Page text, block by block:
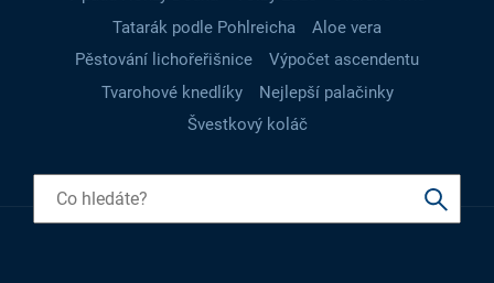
Tatarák podle Pohlreicha
Aloe vera
Pěstování lichořeřišnice
Výpočet ascendentu
Tvarohové knedlíky
Nejlepší palačinky
Švestkový koláč